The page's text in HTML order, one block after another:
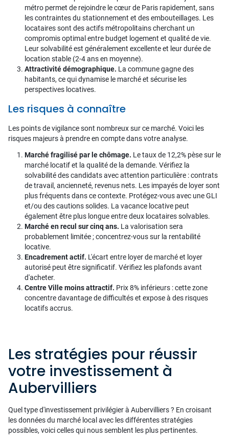
métro permet de rejoindre le cœur de Paris rapidement, sans
les contraintes du stationnement et des embouteillages. Les
locataires sont des actifs métropolitains cherchant un
compromis optimal entre budget logement et qualité de vie.
Leur solvabilité est généralement excellente et leur durée de
location stable (2-4 ans en moyenne).
Attractivité démographique. La commune gagne des
habitants, ce qui dynamise le marché et sécurise les
perspectives locatives.
Les risques à connaître
Les points de vigilance sont nombreux sur ce marché. Voici les
risques majeurs à prendre en compte dans votre analyse.
Marché fragilisé par le chômage. Le taux de 12,2% pèse sur le
marché locatif et la qualité de la demande. Vérifiez la
solvabilité des candidats avec attention particulière : contrats
de travail, ancienneté, revenus nets. Les impayés de loyer sont
plus fréquents dans ce contexte. Protégez-vous avec une GLI
et/ou des cautions solides. La vacance locative peut
également être plus longue entre deux locataires solvables.
Marché en recul sur cinq ans. La valorisation sera
probablement limitée ; concentrez-vous sur la rentabilité
locative.
Encadrement actif. L'écart entre loyer de marché et loyer
autorisé peut être significatif. Vérifiez les plafonds avant
d'acheter.
Centre Ville moins attractif. Prix 8% inférieurs : cette zone
concentre davantage de difficultés et expose à des risques
locatifs accrus.
Les stratégies pour réussir
votre investissement à
Aubervilliers
Quel type d'investissement privilégier à Aubervilliers ? En croisant
les données du marché local avec les différentes stratégies
possibles, voici celles qui nous semblent les plus pertinentes.